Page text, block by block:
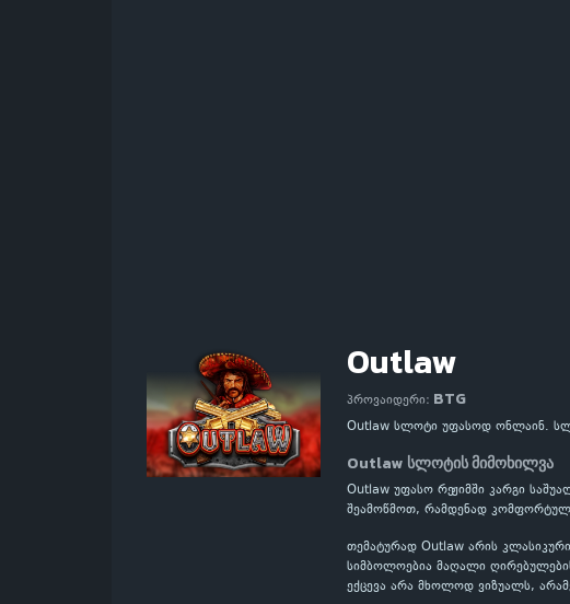
Outlaw
პროვაიდერი: BTG
Outlaw სლოტი უფასოდ ონლაინ.
Outlaw სლოტის მიმოხილვა
Outlaw უფასო რეჟიმში კარგი
შეამოწმოთ, რამდენად
თემატურად Outlaw არის
სიმბოლოებია მაღალი
ექცევა არა მხოლოდ ვიზუალს,